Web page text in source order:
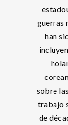
guerras
han
sobre
trabajo
de